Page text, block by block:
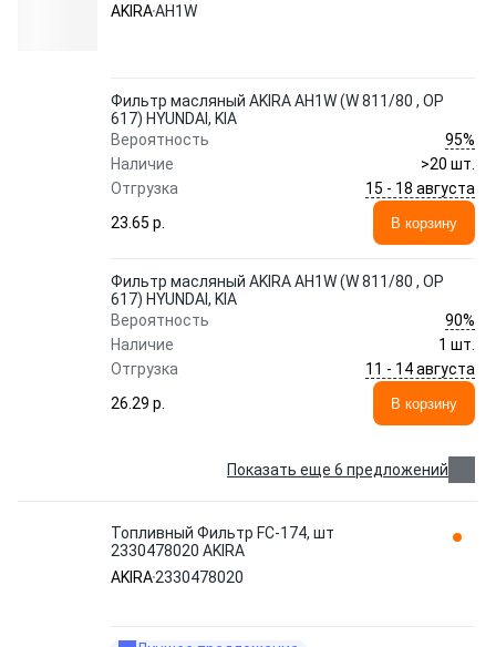
AKIRAAH1W
Фильтр масляный AKIRA AH1W (W 811/80 , OP
617) HYUNDAI, KIA
Вероятность
95%
Наличие
>20 шт.
Отгрузка
15 - 18 августа
23.65 p.
В корзину
Фильтр масляный AKIRA AH1W (W 811/80 , OP
617) HYUNDAI, KIA
Вероятность
90%
Наличие
1 шт.
Отгрузка
11 - 14 августа
26.29 p.
В корзину
Показать еще 6 предложений
Топливный Фильтр FC-174, шт
2330478020 AKIRA
AKIRA2330478020